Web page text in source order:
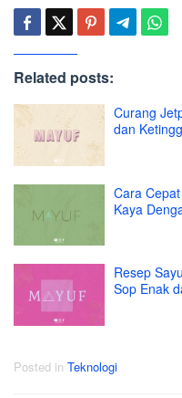
Related posts:
Curang
dan
Cara
Kaya
Resep
Sop Enak
Posted in Teknologi